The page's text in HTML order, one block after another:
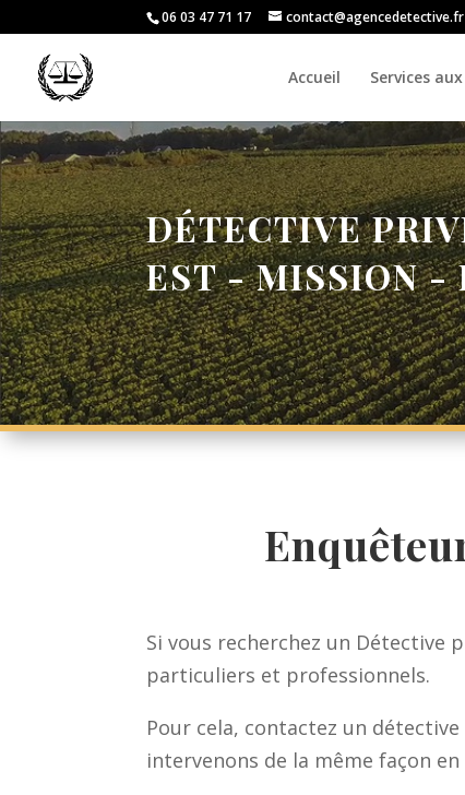
06 03 47 71 17 contact@agencedetective.fr
Accueil Services
DÉTECTIVE
EST - MISSION -
Si vous recherchez un Détective
particuliers et professionnels.
Pour cela, contactez un
intervenons de la même façon